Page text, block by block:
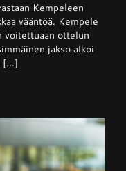
Kempeleen
vääntöä. Kempele
voitettuaan ottelun
jakso alkoi
[...]